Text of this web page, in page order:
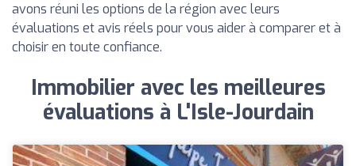
avons réuni les options de la région avec leurs
évaluations et avis réels pour vous aider à comparer et à
choisir en toute confiance.
Immobilier avec les meilleures
évaluations à L'Isle-Jourdain